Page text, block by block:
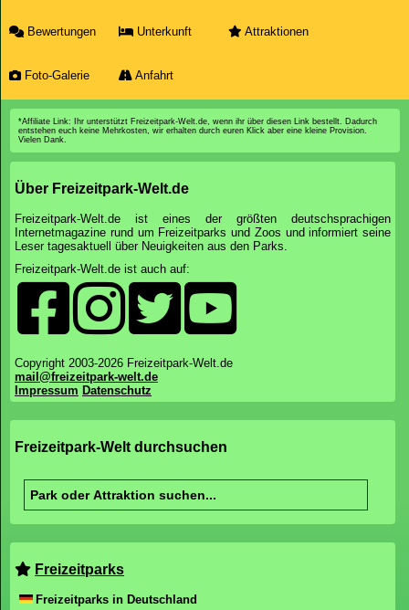
Bewertungen Unterkunft Attraktionen
Foto-Galerie Anfahrt
*Affiliate Link: Ihr unterstützt Freizeitpark-Welt.de, wenn ihr über diesen Link bestellt. Dadurch
entstehen euch keine Mehrkosten, wir erhalten durch euren Klick aber eine kleine Provision.
Vielen Dank.
Über Freizeitpark-Welt.de
Freizeitpark-Welt.de ist eines der größten deutschsprachigen
Internetmagazine rund um Freizeitparks und Zoos und informiert seine
Leser tagesaktuell über Neuigkeiten aus den Parks.
Freizeitpark-Welt.de ist auch auf:
Copyright 2003-2026 Freizeitpark-Welt.de
mail@freizeitpark-welt.de
Impressum Datenschutz
Freizeitpark-Welt durchsuchen
Freizeitparks
Freizeitparks in Deutschland